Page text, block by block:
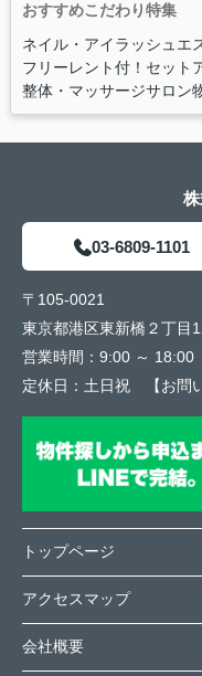
おすすめこだわり特集
ネイル・アイラッシュエ
フリーレント付！セット
整体・マッサージサロン
03-6809-1101
〒105-0021
東京都港区東新橋２丁目
営業時間： 9:00 ～ 18:00
定休日： 土日祝 【お問
トップページ
アクセスマップ
会社概要